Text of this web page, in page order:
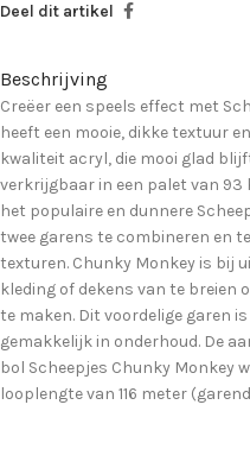
Deel dit artikel
Beschrijving
Creëer een speels effect met
heeft een mooie, dikke textuur
kwaliteit acryl, die mooi glad
verkrijgbaar in een palet van
het populaire en dunnere
twee garens te combineren en
texturen. Chunky Monkey is bij
kleding of dekens van te breien
te maken. Dit voordelige garen
gemakkelijk in onderhoud. De
bol Scheepjes Chunky Monkey
looplengte van 116 meter